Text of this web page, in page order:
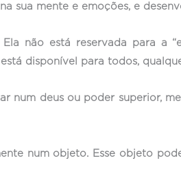
sua mente e emoções, e
não está reservada para a
disponível para todos,
num deus ou poder superior,
num objeto. Esse objeto